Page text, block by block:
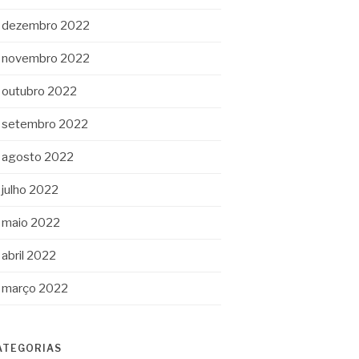
dezembro 2022
novembro 2022
outubro 2022
setembro 2022
agosto 2022
julho 2022
maio 2022
abril 2022
março 2022